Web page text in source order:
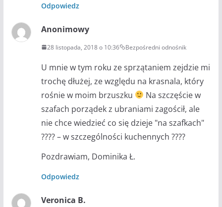
Odpowiedz
Anonimowy
28 listopada, 2018 o 10:36 Bezpośredni odnośnik
U mnie w tym roku ze sprzątaniem zejdzie mi
trochę dłużej, ze względu na krasnala, który
rośnie w moim brzuszku
Na szczęście w
szafach porządek z ubraniami zagościł, ale
nie chce wiedzieć co się dzieje "na szafkach"
???? – w szczególności kuchennych ????
Pozdrawiam, Dominika Ł.
Odpowiedz
Veronica B.